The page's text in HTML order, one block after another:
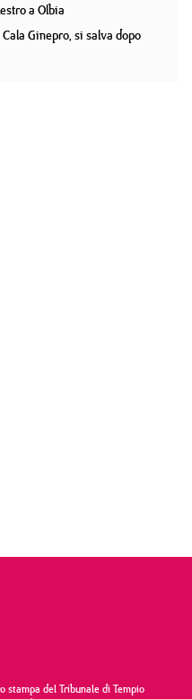
a Olbia
Ginepro, si salva dopo
del Tribunale di Tempio